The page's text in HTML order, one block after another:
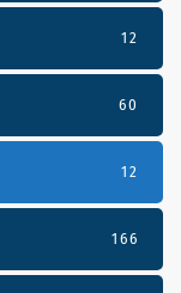
12
60
12
166